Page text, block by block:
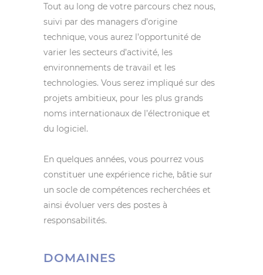
Tout au long de votre parcours chez nous,
suivi par des managers d’origine
technique, vous aurez l’opportunité de
varier les secteurs d’activité, les
environnements de travail et les
technologies. Vous serez impliqué sur des
projets ambitieux, pour les plus grands
noms internationaux de l’électronique et
du logiciel.
En quelques années, vous pourrez vous
constituer une expérience riche, bâtie sur
un socle de compétences recherchées et
ainsi évoluer vers des postes à
responsabilités.
DOMAINES